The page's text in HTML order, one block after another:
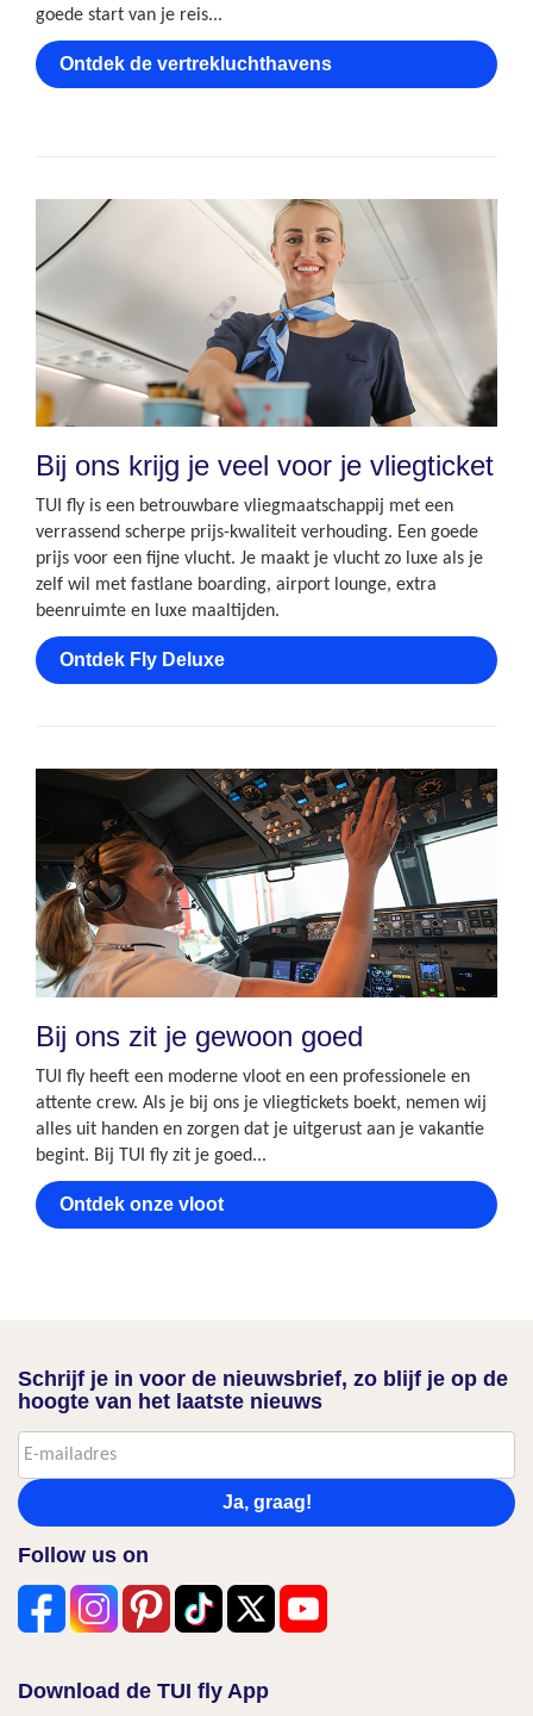
goede start van je reis... ​
Ontdek de vertrekluchthavens
Bij ons krijg je veel voor je vliegticket
TUI fly is een betrouwbare vliegmaatschappij met een
verrassend scherpe prijs-kwaliteit verhouding. Een goede
prijs voor een fijne vlucht. Je maakt je vlucht zo luxe als je
zelf wil met fastlane boarding, airport lounge, extra
beenruimte en luxe maaltijden.
Ontdek Fly Deluxe
Bij ons zit je gewoon goed
TUI fly heeft een moderne vloot en een professionele en
attente crew. Als je bij ons je vliegtickets boekt, nemen wij
alles uit handen en zorgen dat je uitgerust aan je vakantie
begint. Bij TUI fly zit je goed...
Ontdek onze vloot
Schrijf je in voor de nieuwsbrief, zo blijf je op de
hoogte van het laatste nieuws
Ja, graag!
Follow us on
Download de TUI fly App